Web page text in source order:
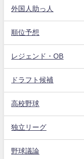
外国人助っ人
順位予想
レジェンド・OB
ドラフト候補
高校野球
独立リーグ
野球議論